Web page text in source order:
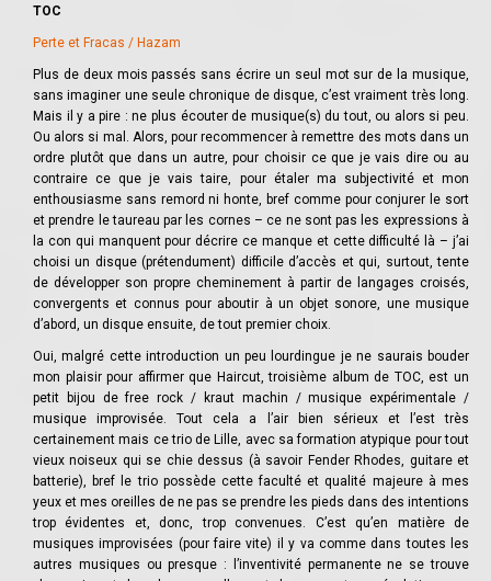
TOC
Perte et Fracas / Hazam
Plus de deux mois passés sans écrire un seul mot sur de la musique,
sans imaginer une seule chronique de disque, c’est vraiment très long.
Mais il y a pire : ne plus écouter de musique(s) du tout, ou alors si peu.
Ou alors si mal. Alors, pour recommencer à remettre des mots dans un
ordre plutôt que dans un autre, pour choisir ce que je vais dire ou au
contraire ce que je vais taire, pour étaler ma subjectivité et mon
enthousiasme sans remord ni honte, bref comme pour conjurer le sort
et prendre le taureau par les cornes – ce ne sont pas les expressions à
la con qui manquent pour décrire ce manque et cette difficulté là – j’ai
choisi un disque (prétendument) difficile d’accès et qui, surtout, tente
de développer son propre cheminement à partir de langages croisés,
convergents et connus pour aboutir à un objet sonore, une musique
d’abord, un disque ensuite, de tout premier choix.
Oui, malgré cette introduction un peu lourdingue je ne saurais bouder
mon plaisir pour affirmer que Haircut, troisième album de TOC, est un
petit bijou de free rock / kraut machin / musique expérimentale /
musique improvisée. Tout cela a l’air bien sérieux et l’est très
certainement mais ce trio de Lille, avec sa formation atypique pour tout
vieux noiseux qui se chie dessus (à savoir Fender Rhodes, guitare et
batterie), bref le trio possède cette faculté et qualité majeure à mes
yeux et mes oreilles de ne pas se prendre les pieds dans des intentions
trop évidentes et, donc, trop convenues. C’est qu’en matière de
musiques improvisées (pour faire vite) il y va comme dans toutes les
autres musiques ou presque : l’inventivité permanente ne se trouve